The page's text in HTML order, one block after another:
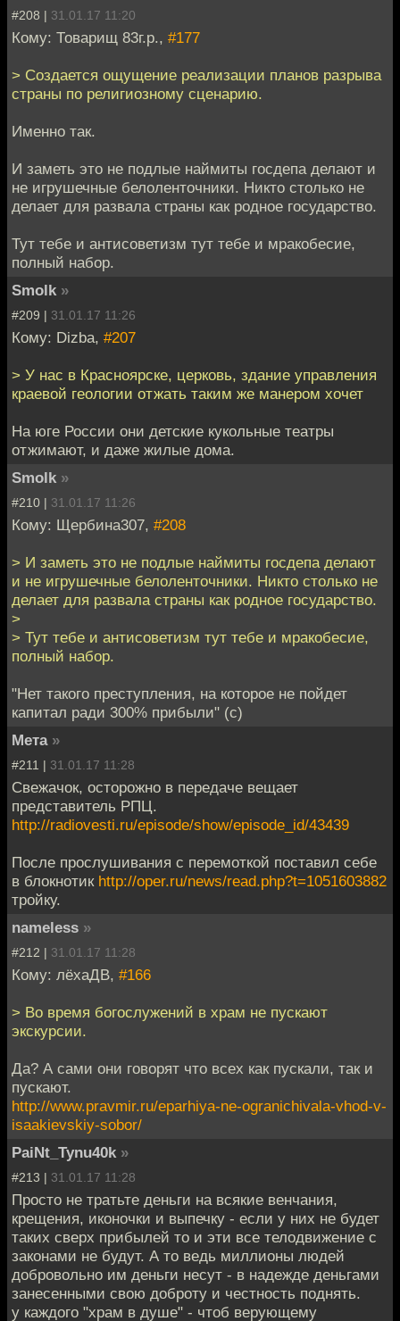
#208 | 31.01.17 11:20
Кому: Товарищ 83г.р., #177
> Создается ощущение реализации планов разрыва
страны по религиозному сценарию.
Именно так.
И заметь это не подлые наймиты госдепа делают и
не игрушечные белоленточники. Никто столько не
делает для развала страны как родное государство.
Тут тебе и антисоветизм тут тебе и мракобесие,
полный набор.
Smolk »
#209 | 31.01.17 11:26
Кому: Dizba, #207
> У нас в Красноярске, церковь, здание управления
краевой геологии отжать таким же манером хочет
На юге России они детские кукольные театры
отжимают, и даже жилые дома.
Smolk »
#210 | 31.01.17 11:26
Кому: Щербина307, #208
> И заметь это не подлые наймиты госдепа делают
и не игрушечные белоленточники. Никто столько не
делает для развала страны как родное государство.
>
> Тут тебе и антисоветизм тут тебе и мракобесие,
полный набор.
"Нет такого преступления, на которое не пойдет
капитал ради 300% прибыли" (с)
Мета »
#211 | 31.01.17 11:28
Свежачок, осторожно в передаче вещает
представитель РПЦ.
http://radiovesti.ru/episode/show/episode_id/43439
После прослушивания с перемоткой поставил себе
в блокнотик http://oper.ru/news/read.php?t=1051603882
тройку.
nameless »
#212 | 31.01.17 11:28
Кому: лёхаДВ, #166
> Во время богослужений в храм не пускают
экскурсии.
Да? А сами они говорят что всех как пускали, так и
пускают.
http://www.pravmir.ru/eparhiya-ne-ogranichivala-vhod-v-
isaakievskiy-sobor/
PaiNt_Tynu40k »
#213 | 31.01.17 11:28
Просто не тратьте деньги на всякие венчания,
крещения, иконочки и выпечку - если у них не будет
таких сверх прибылей то и эти все телодвижение с
законами не будут. А то ведь миллионы людей
добровольно им деньги несут - в надежде деньгами
занесенными свою доброту и честность поднять.
у каждого "храм в душе" - чтоб верующему